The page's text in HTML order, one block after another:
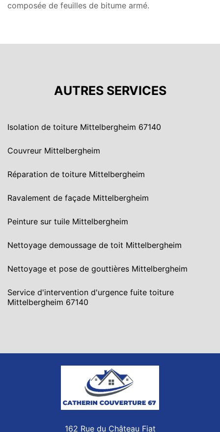
composée de feuilles de bitume armé.
AUTRES SERVICES
Isolation de toiture Mittelbergheim 67140
Couvreur Mittelbergheim
Réparation de toiture Mittelbergheim
Ravalement de façade Mittelbergheim
Peinture sur tuile Mittelbergheim
Nettoyage demoussage de toit Mittelbergheim
Nettoyage et pose de gouttières Mittelbergheim
Service d'intervention d'urgence fuite toiture
Mittelbergheim 67140
162 Rue du Château Fiat